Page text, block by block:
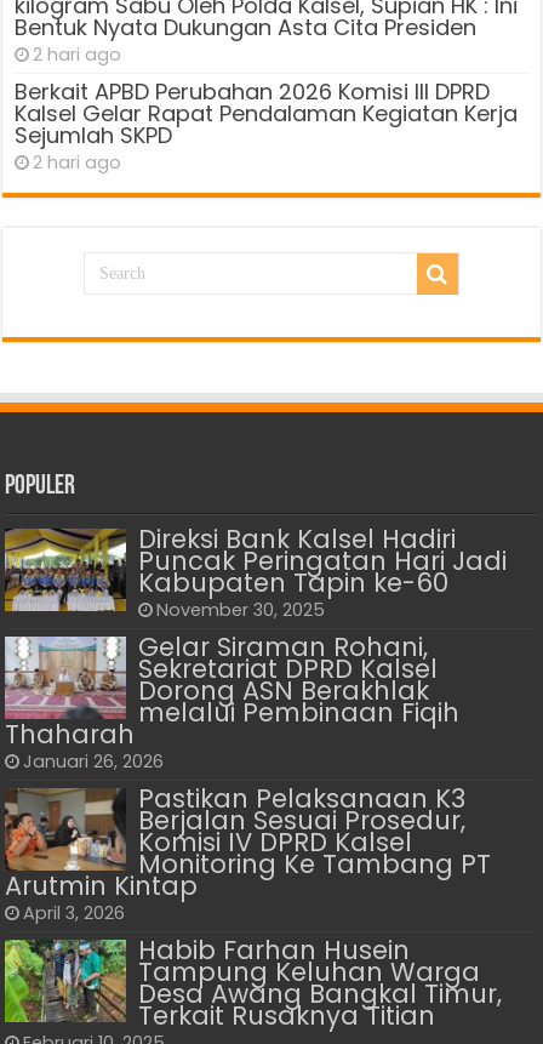
Bentuk Nyata Dukungan Asta Cita Presiden
2 hari ago
Berkait APBD Perubahan 2026 Komisi III DPRD
Kalsel Gelar Rapat Pendalaman Kegiatan Kerja
Sejumlah SKPD
2 hari ago
Populer
Direksi Bank Kalsel Hadiri
Puncak Peringatan Hari Jadi
Kabupaten Tapin ke-60
November 30, 2025
Gelar Siraman Rohani,
Sekretariat DPRD Kalsel
Dorong ASN Berakhlak
melalui Pembinaan Fiqih
Thaharah
Januari 26, 2026
Pastikan Pelaksanaan K3
Berjalan Sesuai Prosedur,
Komisi IV DPRD Kalsel
Monitoring Ke Tambang PT
Arutmin Kintap
April 3, 2026
Habib Farhan Husein
Tampung Keluhan Warga
Desa Awang Bangkal Timur,
Terkait Rusaknya Titian